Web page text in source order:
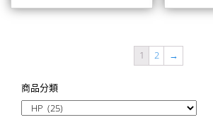
1 2 →
商品分類